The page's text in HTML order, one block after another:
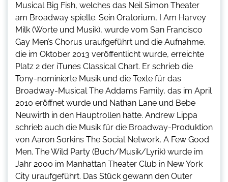
Musical Big Fish, welches das Neil Simon Theater
am Broadway spielte. Sein Oratorium, I Am Harvey
Milk (Worte und Musik), wurde vom San Francisco
Gay Men’s Chorus uraufgeführt und die Aufnahme,
die im Oktober 2013 veröffentlicht wurde, erreichte
Platz 2 der iTunes Classical Chart. Er schrieb die
Tony-nominierte Musik und die Texte für das
Broadway-Musical The Addams Family, das im April
2010 eröffnet wurde und Nathan Lane und Bebe
Neuwirth in den Hauptrollen hatte. Andrew Lippa
schrieb auch die Musik für die Broadway-Produktion
von Aaron Sorkins The Social Network, A Few Good
Men. The Wild Party (Buch/Musik/Lyrik) wurde im
Jahr 2000 im Manhattan Theater Club in New York
City uraufgeführt. Das Stück gewann den Outer